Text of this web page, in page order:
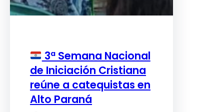
3ª Semana Nacional
de Iniciación Cristiana
reúne a catequistas en
Alto Paraná